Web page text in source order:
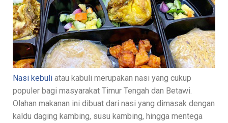
Nasi kebuli atau kabuli merupakan nasi yang cukup
populer bagi masyarakat Timur Tengah dan Betawi.
Olahan makanan ini dibuat dari nasi yang dimasak dengan
kaldu daging kambing, susu kambing, hingga mentega